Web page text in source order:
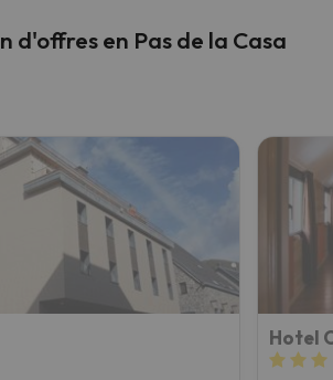
d'offres en Pas de la Casa
Hotel